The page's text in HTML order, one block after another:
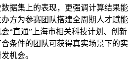
据集上的表现，更强调计算结果能
方为参赛团队搭建全周期人才赋能
“直通”上海市相关科技计划、创新
条件的团队可获得真实场景下的实
机会。